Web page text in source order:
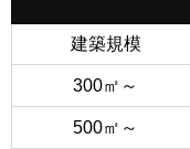
建築規模
300㎡～
500㎡～